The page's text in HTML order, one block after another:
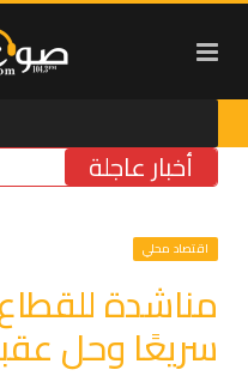
أخبار عاجلة
اقتصاد محلي
مناشدة
سريعًا وحل